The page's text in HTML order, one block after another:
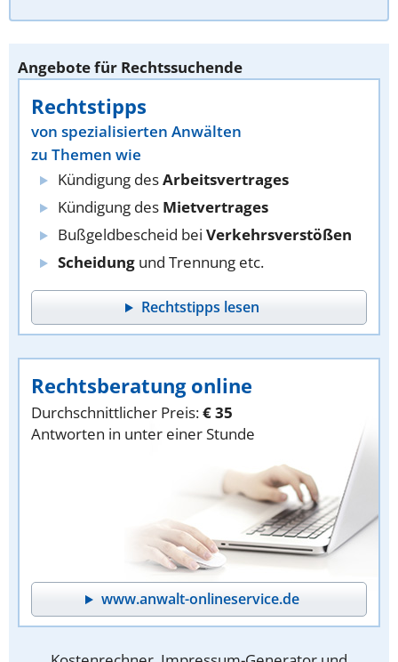
Angebote für Rechtssuchende
Rechtstipps
von spezialisierten Anwälten
zu Themen wie
Kündigung desArbeitsvertrages
Kündigung des Mietvertrages
Bußgeldbescheid bei Verkehrsverstößen
Scheidung und Trennung etc.
Rechtstipps lesen
Rechtsberatung online
Durchschnittlicher Preis:€ 35
Antworten in unter einer Stunde
www.anwalt-onlineservice.de